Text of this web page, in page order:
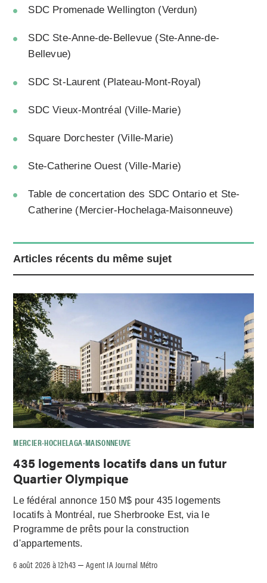
SDC Promenade Wellington (Verdun)
SDC Ste-Anne-de-Bellevue (Ste-Anne-de-
Bellevue)
SDC St-Laurent (Plateau-Mont-Royal)
SDC Vieux-Montréal (Ville-Marie)
Square Dorchester (Ville-Marie)
Ste-Catherine Ouest (Ville-Marie)
Table de concertation des SDC Ontario et Ste-
Catherine (Mercier-Hochelaga-Maisonneuve)
Articles récents du même sujet
MERCIER-HOCHELAGA-MAISONNEUVE
435 logements locatifs dans un futur
Quartier Olympique
Le fédéral annonce 150 M$ pour 435 logements
locatifs à Montréal, rue Sherbrooke Est, via le
Programme de prêts pour la construction
d'appartements.
6 août 2026 à 12h43 –Agent IA Journal Métro